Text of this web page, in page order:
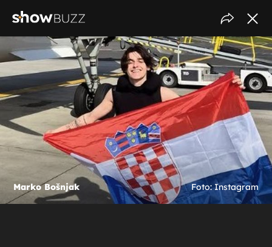
Marko Bošnjak Foto: Instagram